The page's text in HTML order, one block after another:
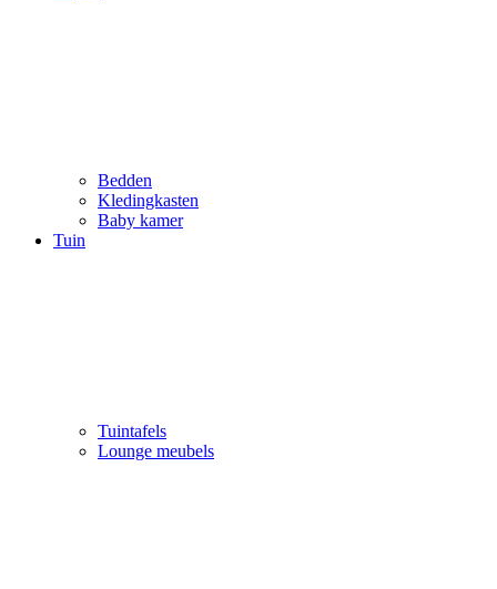
Bedden
Kledingkasten
Baby kamer
Tuin
Tuintafels
Lounge meubels